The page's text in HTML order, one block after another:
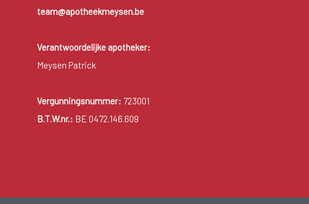
team@apotheekmeysen.be
Verantwoordelijke apotheker:
Meysen Patrick
Vergunningsnummer: 723001
B.T.W.nr.: BE 0472.146.609